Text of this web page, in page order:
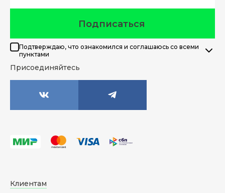
Подписаться
Подтверждаю, что ознакомился и соглашаюсь со всеми
пунктами
Присоединяйтесь
Клиентам